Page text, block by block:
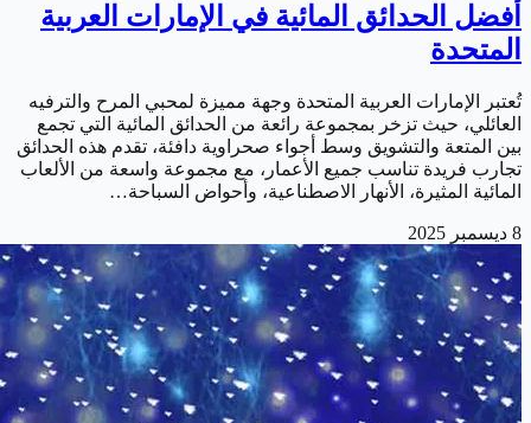
أفضل الحدائق المائية في الإمارات العربية
المتحدة
تُعتبر الإمارات العربية المتحدة وجهة مميزة لمحبي المرح والترفيه
العائلي، حيث تزخر بمجموعة رائعة من الحدائق المائية التي تجمع
بين المتعة والتشويق وسط أجواء صحراوية دافئة، تقدم هذه الحدائق
تجارب فريدة تناسب جميع الأعمار، مع مجموعة واسعة من الألعاب
المائية المثيرة، الأنهار الاصطناعية، وأحواض السباحة…
8 ديسمبر 2025